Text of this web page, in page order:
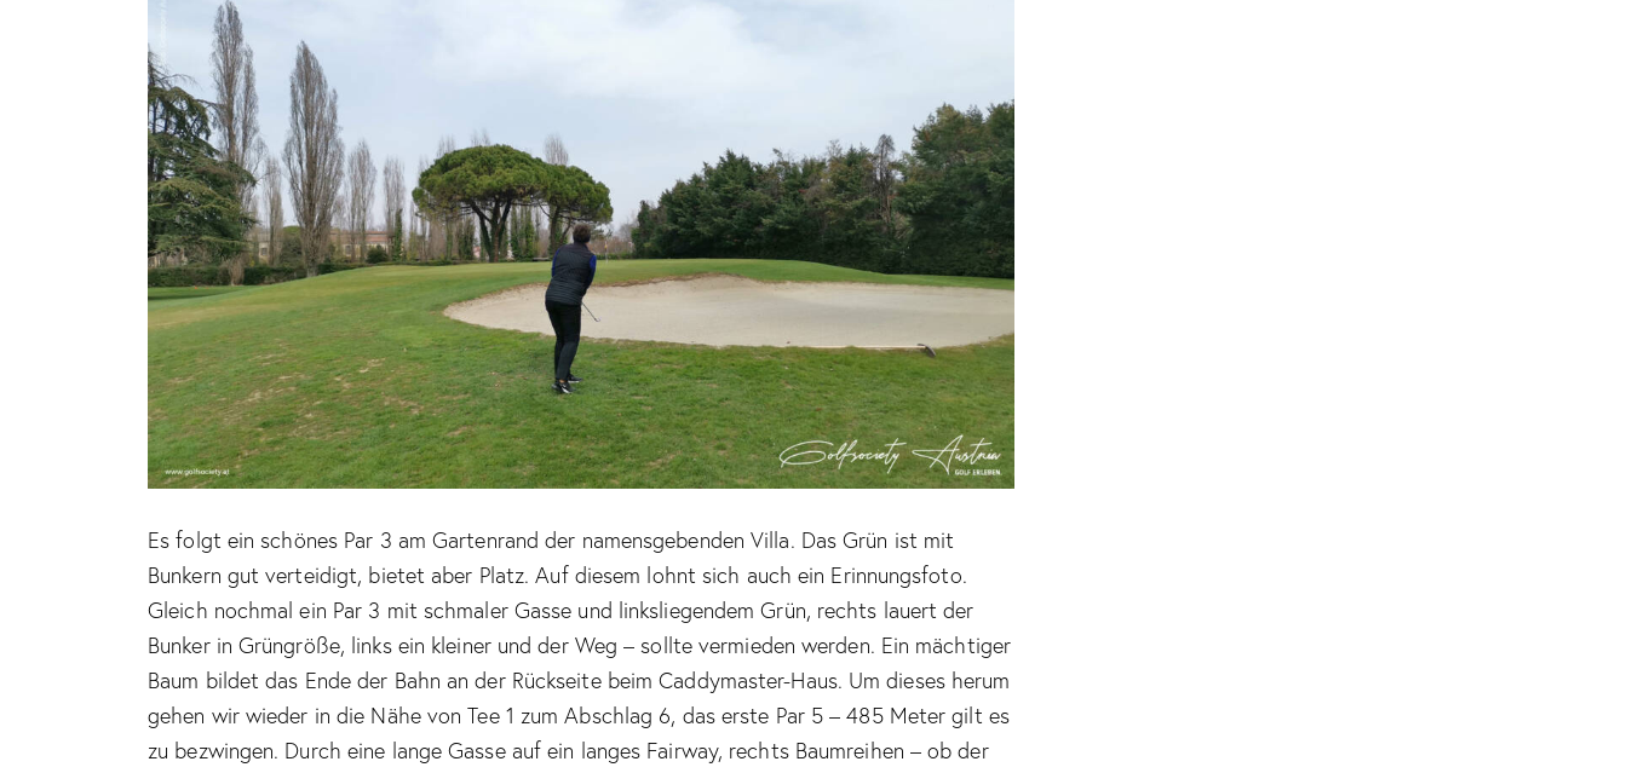
Es folgt ein schönes Par 3 am Gartenrand der namensgebenden Villa. Das Grün ist mit
Bunkern gut verteidigt, bietet aber Platz. Auf diesem lohnt sich auch ein Erinnungsfoto.
Gleich nochmal ein Par 3 mit schmaler Gasse und linksliegendem Grün, rechts lauert der
Bunker in Grüngröße, links ein kleiner und der Weg – sollte vermieden werden. Ein mächtiger
Baum bildet das Ende der Bahn an der Rückseite beim Caddymaster-Haus. Um dieses herum
gehen wir wieder in die Nähe von Tee 1 zum Abschlag 6, das erste Par 5 – 485 Meter gilt es
zu bezwingen. Durch eine lange Gasse auf ein langes Fairway, rechts Baumreihen – ob der